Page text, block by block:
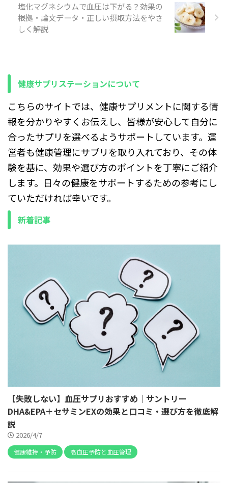
の特徴や、身近な食品・飲み
物を知ること 摂取方法や注意
点、臨床試験の結果を通して
塩化マグネシウムで血圧は下がる？効果の
根拠・論文データ・正しい摂取方法をやさ
しく解説
健康サプリステーションについて
こちらのサイトでは、健康サプリメントに関する情
報を分かりやすくお伝えし、皆様が安心して自分に
合ったサプリを選べるようサポートしています。運
営者も健康管理にサプリを取り入れており、その体
験を基に、効果や選び方のポイントを丁寧にご紹介
します。日々の健康をサポートするための参考にし
ていただければ幸いです。
新着記事
【失敗しない】血圧サプリおすすめ｜サントリー
DHA&EPA＋セサミンEXの効果と口コミ・選び方を徹底解
説
2026/4/7
健康維持・予防 高血圧予防と血圧管理